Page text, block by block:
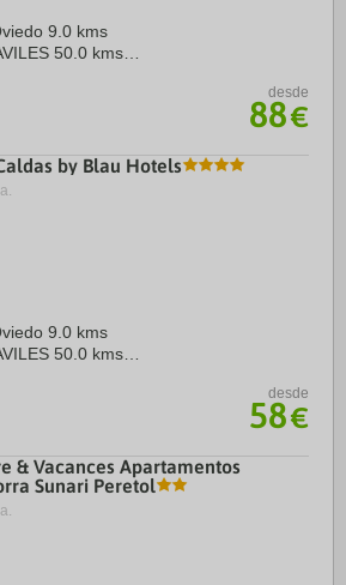
9.0 kms
50.0 kms
desde
88€
by Blau Hotels
9.0 kms
50.0 kms
desde
58€
& Vacances Apartamentos
Sunari Peretol